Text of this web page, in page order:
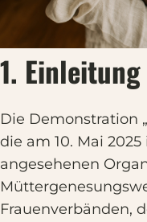
1.
Die Demonstration
die am 10. Mai
angesehenen
Frauenverbänden,